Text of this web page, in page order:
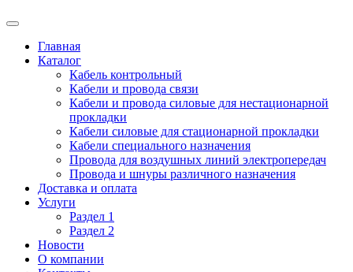
Главная
Каталог
Кабель контрольный
Кабели и провода связи
Кабели и провода силовые для нестационарной
прокладки
Кабели силовые для стационарной прокладки
Кабели специального назначения
Провода для воздушных линий электропередач
Провода и шнуры различного назначения
Доставка и оплата
Услуги
Раздел 1
Раздел 2
Новости
О компании